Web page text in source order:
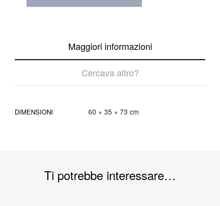
Maggiori informazioni
Cercava altro?
DIMENSIONI 60 × 35 × 73 cm
Ti potrebbe interessare…